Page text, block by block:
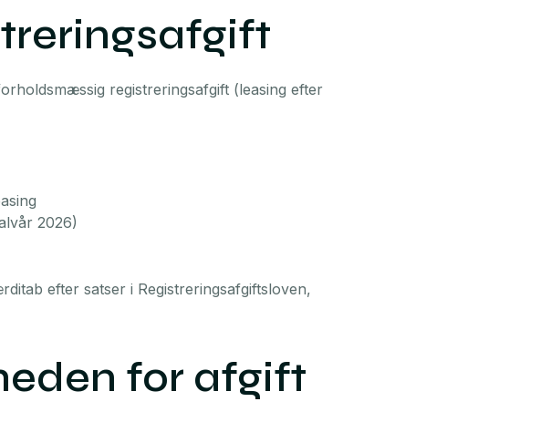
registreringsafgift (leasing efter
2026)
efter satser i Registreringsafgiftsloven,
for afgift